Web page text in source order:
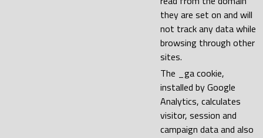
they are set on and will
not track any data while
browsing through other
sites.
The _ga cookie,
installed by Google
Analytics, calculates
visitor, session and
campaign data and also